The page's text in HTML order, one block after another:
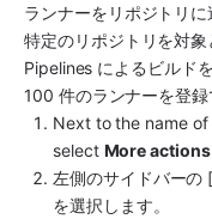
ランナーをリポジトリ
特定のリポジトリを対
Pipelines によるビルド
100 件のランナーを登録
Next to the name
select More actions
左側のサイドバーの
を選択します。